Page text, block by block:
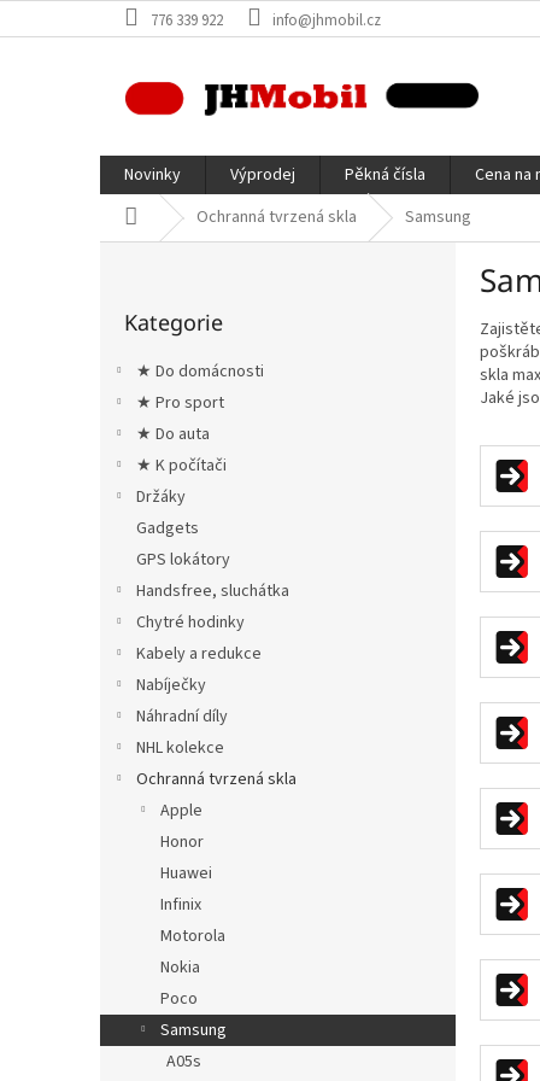
na
776 339 922 info@jhmobil.cz
Novinky Výprodej Pěkná čísla Cena na
Domů Ochranná tvrzená skla Samsung
kategorie
Kategorie
★ Do domácnosti
★ Pro sport
★ Do auta
★ K počítači
Držáky
Gadgets
GPS lokátory
Handsfree, sluchátka
Chytré hodinky
Kabely a redukce
Nabíječky
Náhradní díly
NHL kolekce
Ochranná tvrzená skla
Apple
Honor
Huawei
Infinix
Motorola
Nokia
Poco
Samsung
A05s
skla
Jaké